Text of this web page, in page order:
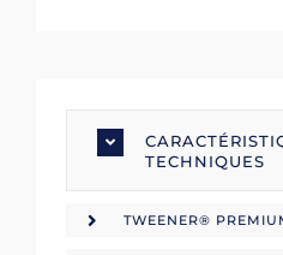
TECHNIQUES
TWEENER®